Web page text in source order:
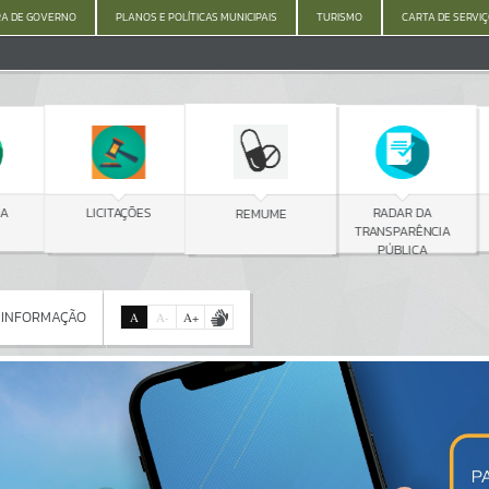
DE GOVERNO PLANOS E POLÍTICAS MUNICIPAIS TURISMO CARTA DE
LICITAÇÕES REMUME RADAR DA
TRANSPARÊNCIA
PÚBLICA
Por favor, aguarde...
A A- A+